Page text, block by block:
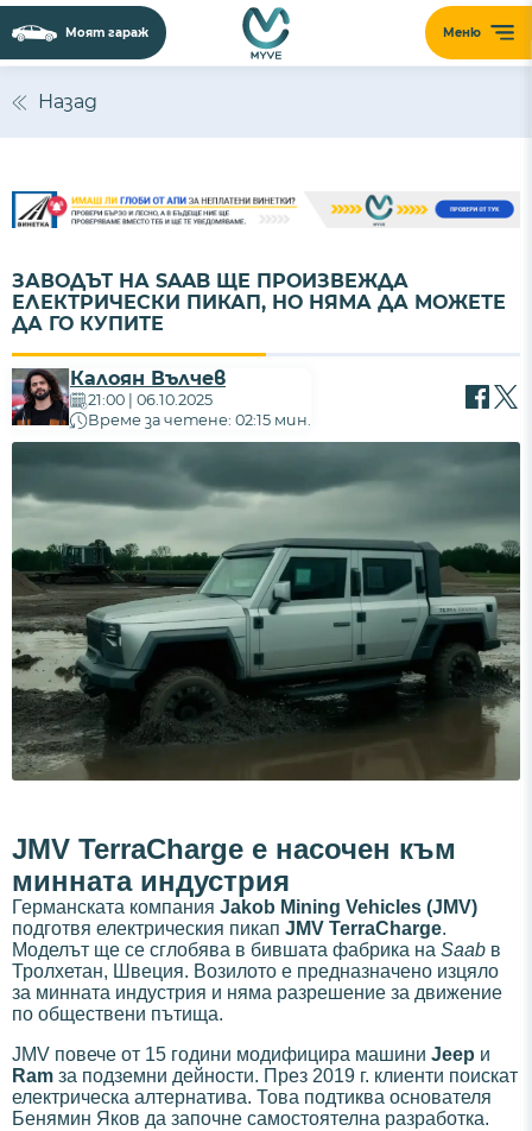
Меню
Моят гараж
Назад
ЗАВОДЪТ НА SAAB ЩЕ ПРОИЗВЕЖДА
ЕЛЕКТРИЧЕСКИ ПИКАП, НО НЯМА ДА МОЖЕТЕ
ДА ГО КУПИТЕ
Калоян Вълчев
21:00 | 06.10.2025
Време за четене: 02:15 мин.
JMV TerraCharge е насочен към
минната индустрия
Германската компания Jakob Mining Vehicles (JMV)
подготвя електрическия пикап JMV TerraCharge.
Моделът ще се сглобява в бившата фабрика на Saab в
Тролхетан, Швеция. Возилото е предназначено изцяло
за минната индустрия и няма разрешение за движение
по обществени пътища.
JMV повече от 15 години модифицира машини Jeep и
Ram за подземни дейности. През 2019 г. клиенти поискат
електрическа алтернатива. Това подтиква основателя
Бенямин Яков да започне самостоятелна разработка.